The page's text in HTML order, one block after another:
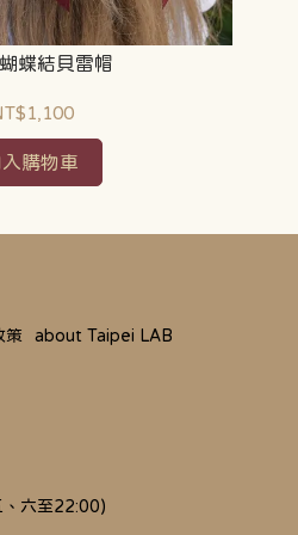
蝶結貝雷帽
購物車
策
about Taipei LAB
六至22:00)